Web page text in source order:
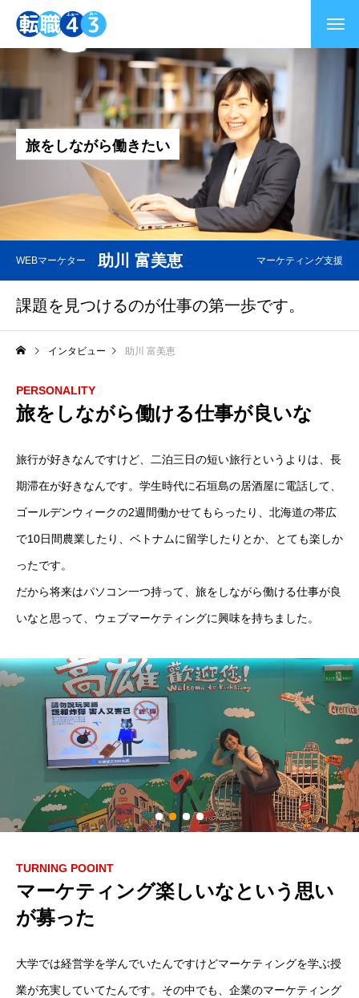
旅を しながら働き たい
WEBマーケター 助川 富美恵 マーケティング支援
課題を見つけるのが仕事の第一歩です。
インタビュー 助川 富美恵
PERSONALITY
旅をしながら働ける仕事が良いな
旅行が好きなんですけど、二泊三日の短い旅行というよりは、長
期滞在が好きなんです。学生時代に石垣島の居酒屋に電話して、
ゴールデンウィークの2週間働かせてもらったり、北海道の帯広
で10日間農業したり、ベトナムに留学したりとか、とても楽しか
ったです。
だから将来はパソコン一つ持って、旅をしながら働ける仕事が良
いなと思って、ウェブマーケティングに興味を持ちました。
TURNING POOINT
マーケティング楽しいなという思い
が募った
大学では経営学を学んでいたんですけどマーケティングを学ぶ授
業が充実していてたんです。その中でも、企業のマーケティング